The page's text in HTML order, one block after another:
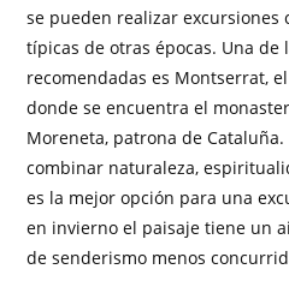
se pueden realizar excursiones
típicas de otras épocas. Una de
recomendadas es Montserrat,
donde se encuentra el
Moreneta, patrona de Cataluña.
combinar naturaleza,
es la mejor opción para una
en invierno el paisaje tiene un
de senderismo menos